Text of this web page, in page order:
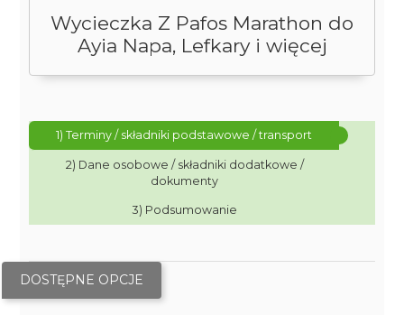
Wycieczka Z Pafos Marathon do
Ayia Napa, Lefkary i więcej
1) Terminy / składniki podstawowe / transport
2) Dane osobowe / składniki dodatkowe /
dokumenty
3) Podsumowanie
DOSTĘPNE OPCJE